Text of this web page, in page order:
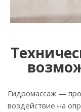
Гидромассаж —
воздействие на